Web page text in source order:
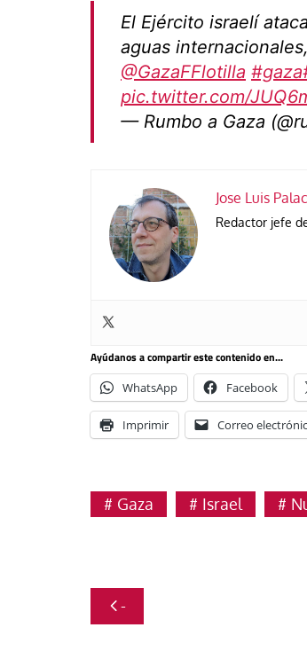
El Ejército israelí
aguas
@GazaFFlotilla #gaza
pic.twitter.com/
— Rumbo a Gaza
Jose Luis
Redactor jefe
Ayúdanos a compartir este contenido en...
WhatsApp Facebook
Imprimir Correo
Gaza Israel
Navegación
de -